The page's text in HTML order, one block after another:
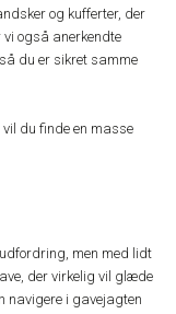
og kufferter, der
også anerkendte
du er sikret samme
du finde en masse
men med lidt
der virkelig vil glæde
navigere i gavejagten